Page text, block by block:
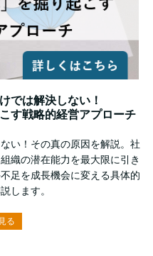
では解決しない！
す戦略的経営アプローチ
い！その真の原因を解説。社
織の潜在能力を最大限に引き
足を成長機会に変える具体的
します。
る